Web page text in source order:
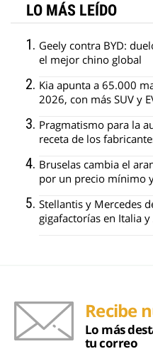
LO MÁS LEÍDO
Geely contra BYD:
el mejor chino global
Kia apunta a 65.000
2026, con más SUV y
Pragmatismo para la
receta de los
Bruselas cambia el
por un precio mínimo
Stellantis y Mercedes
gigafactorías en Italia
Recibe
Lo más
tu correo